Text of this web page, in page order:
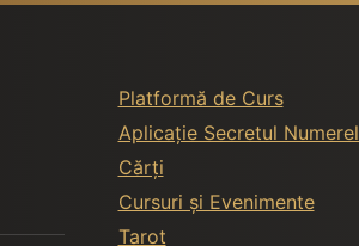
Platformă de Curs
Aplicație Secretul
Cărți
Cursuri și Evenimente
Tarot